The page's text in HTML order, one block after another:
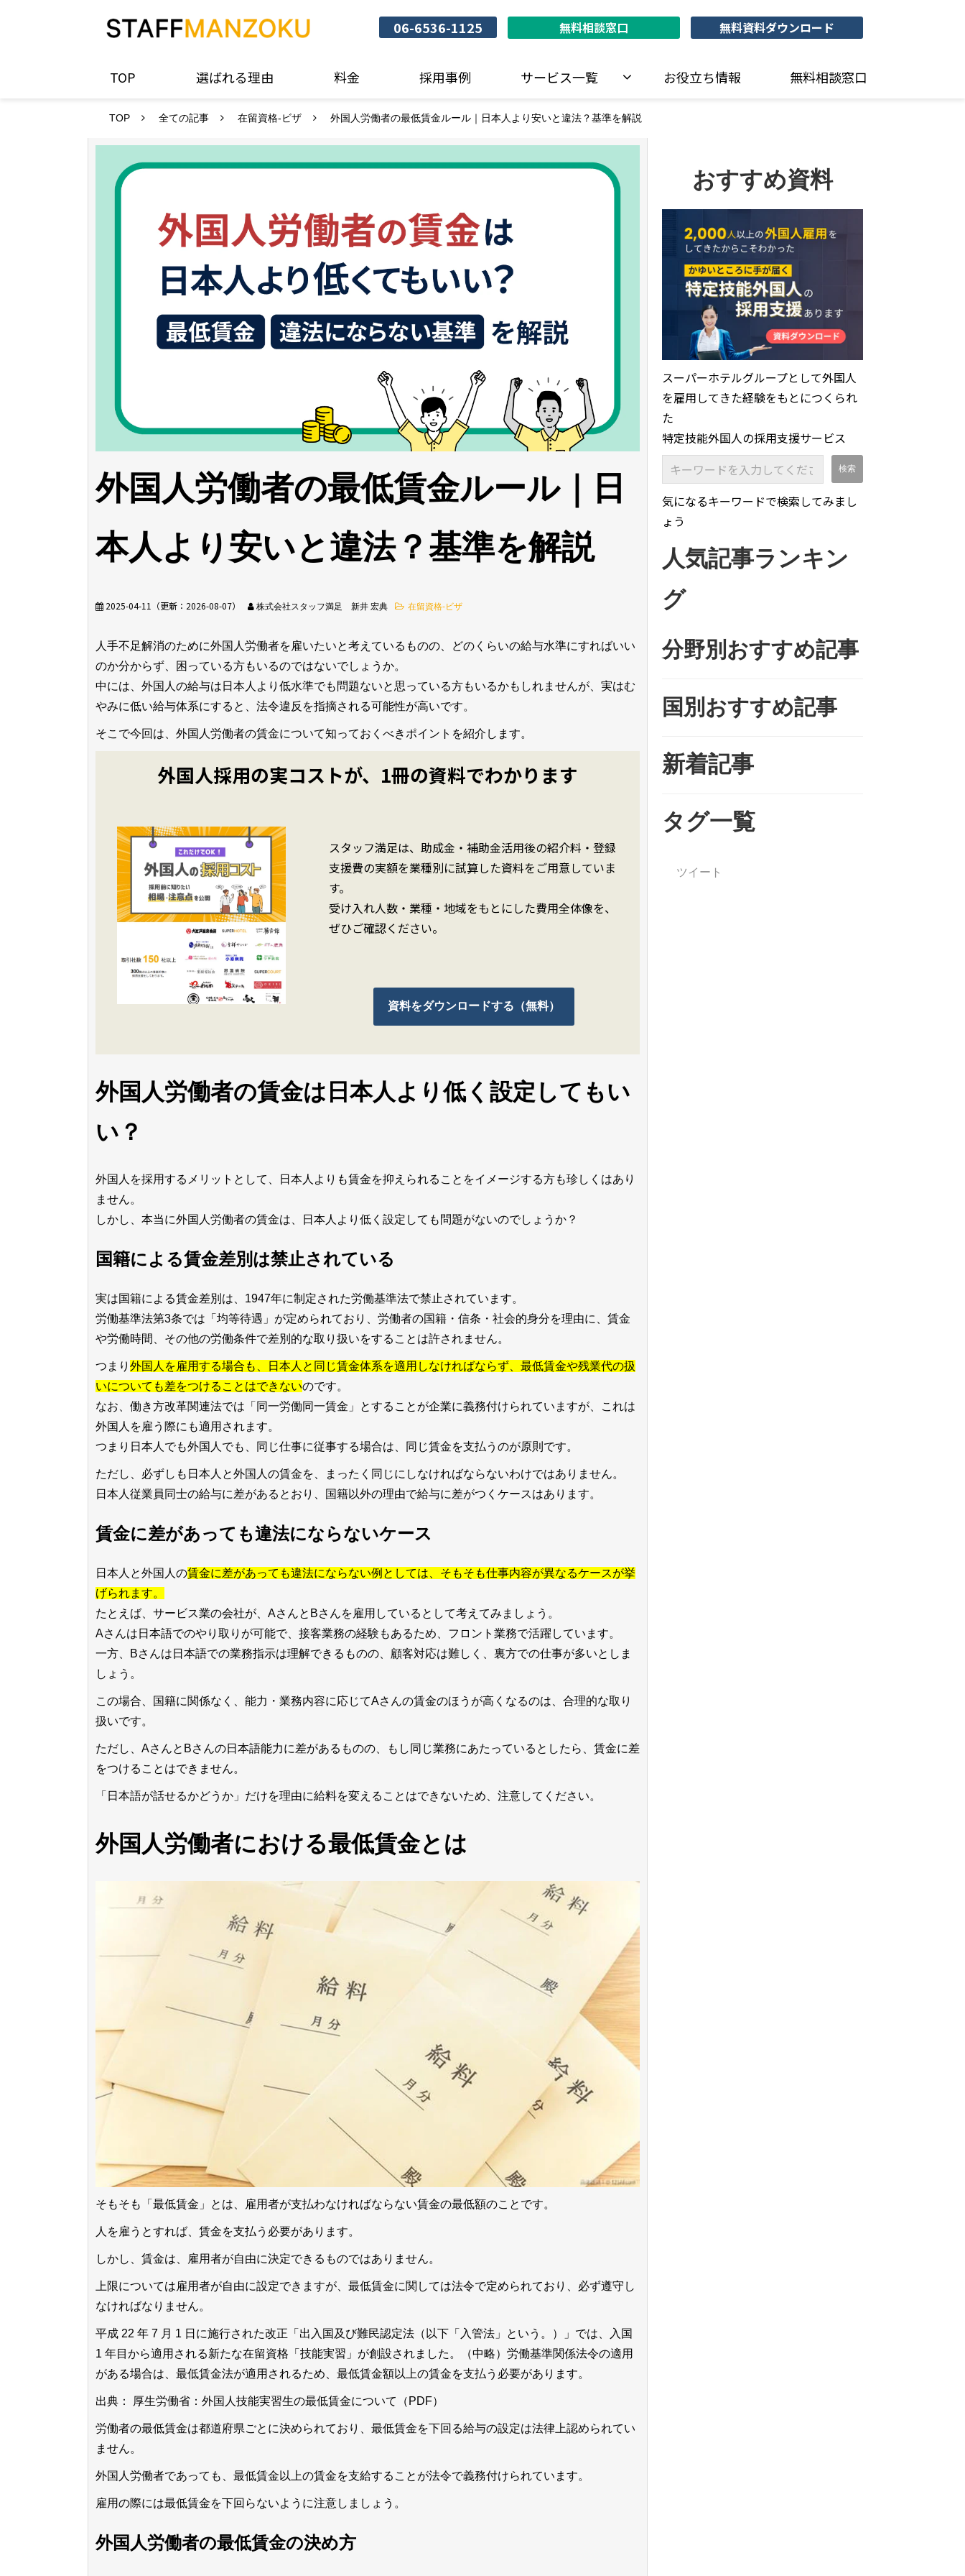
06-6536-1125 無料相談窓口 無料資料ダウンロード
TOP 選ばれる理由 料金 採用事例 サービス一覧 お役立ち情報 無料相談窓口
TOP 全ての記事 在留資格-ビザ 外国人労働者の最低賃金ルール｜日本人より安いと違法？基準を解説
外国人労働者の最低賃金ルール｜日
本人より安いと違法？基準を解説
2025-04-11 （更新： 2026-08-07） 株式会社スタッフ満足 新井 宏典 在留資格-ビザ
人手不足解消のために外国人労働者を雇いたいと考えているものの、どのくらいの給与水準にすればいい
のか分からず、困っている方もいるのではないでしょうか。
中には、外国人の給与は日本人より低水準でも問題ないと思っている方もいるかもしれませんが、実はむ
やみに低い給与体系にすると、法令違反を指摘される可能性が高いです。
そこで今回は、外国人労働者の賃金について知っておくべきポイントを紹介します。
外国人採用の実コストが、1冊の資料でわかります
スタッフ満足は、助成金・補助金活用後の紹介料・登録
支援費の実額を業種別に試算した資料をご用意していま
す。
受け入れ人数・業種・地域をもとにした費用全体像を、
ぜひご確認ください。
資料をダウンロードする（無料）
外国人労働者の賃金は日本人より低く設定してもい
い？
外国人を採用するメリットとして、日本人よりも賃金を抑えられることをイメージする方も珍しくはあり
ません。
しかし、本当に外国人労働者の賃金は、日本人より低く設定しても問題がないのでしょうか？
国籍による賃金差別は禁止されている
実は国籍による賃金差別は、1947年に制定された労働基準法で禁止されています。
労働基準法第3条では「均等待遇」が定められており、労働者の国籍・信条・社会的身分を理由に、賃金
や労働時間、その他の労働条件で差別的な取り扱いをすることは許されません。
つまり 外国人を雇用する場合も、日本人と同じ賃金体系を適用しなければならず、最低賃金や残業代の扱
いについても差をつけることはできないのです。
なお、働き方改革関連法では「同一労働同一賃金」とすることが企業に義務付けられていますが、これは
外国人を雇う際にも適用されます。
つまり日本人でも外国人でも、同じ仕事に従事する場合は、同じ賃金を支払うのが原則です。
ただし、必ずしも日本人と外国人の賃金を、まったく同じにしなければならないわけではありません。
日本人従業員同士の給与に差があるとおり、国籍以外の理由で給与に差がつくケースはあります。
賃金に差があっても違法にならないケース
日本人と外国人の賃金に差があっても違法にならない例としては、そもそも仕事内容が異なるケースが挙
げられます。
たとえば、サービス業の会社が、AさんとBさんを雇用しているとして考えてみましょう。
Aさんは日本語でのやり取りが可能で、接客業務の経験もあるため、フロント業務で活躍しています。
一方、Bさんは日本語での業務指示は理解できるものの、顧客対応は難しく、裏方での仕事が多いとしま
しょう。
この場合、国籍に関係なく、能力・業務内容に応じてAさんの賃金のほうが高くなるのは、合理的な取り
扱いです。
ただし、AさんとBさんの日本語能力に差があるものの、もし同じ業務にあたっているとしたら、賃金に差
をつけることはできません。
「日本語が話せるかどうか」だけを理由に給料を変えることはできないため、注意してください。
外国人労働者における最低賃金とは
そもそも「最低賃金」とは、雇用者が支払わなければならない賃金の最低額のことです。
人を雇うとすれば、賃金を支払う必要があります。
しかし、賃金は、雇用者が自由に決定できるものではありません。
上限については雇用者が自由に設定できますが、最低賃金に関しては法令で定められており、必ず遵守し
なければなりません。
平成 22 年 7 月 1 日に施行された改正「出入国及び難民認定法（以下「入管法」という。）」では、入国
1 年目から適用される新たな在留資格「技能実習」が創設されました。（中略）労働基準関係法令の適用
がある場合は、最低賃金法が適用されるため、最低賃金額以上の賃金を支払う必要があります。
出典： 厚生労働省：外国人技能実習生の最低賃金について（PDF）
労働者の最低賃金は都道府県ごとに決められており、最低賃金を下回る給与の設定は法律上認められてい
ません。
外国人労働者であっても、最低賃金以上の賃金を支給することが法令で義務付けられています。
雇用の際には最低賃金を下回らないように注意しましょう。
外国人労働者の最低賃金の決め方
おすすめ資料
スーパーホテルグループとして外国人
を雇用してきた経験をもとにつくられ
た
特定技能外国人の採用支援サービス
気になるキーワードで検索してみまし
ょう
人気記事ランキン
グ
分野別おすすめ記事
国別おすすめ記事
新着記事
タグ一覧
ツイート